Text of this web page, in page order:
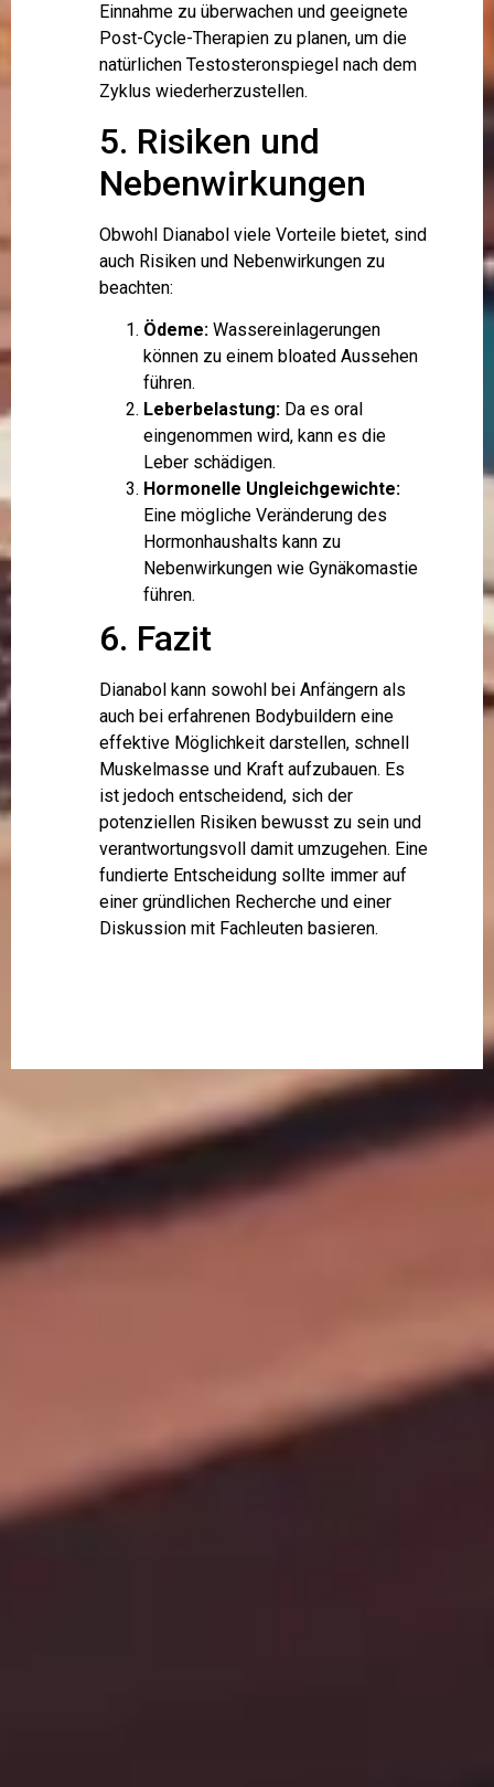
Einnahme zu überwachen und geeignete
Post-Cycle-Therapien zu planen, um die
natürlichen Testosteronspiegel nach dem
Zyklus wiederherzustellen.
5. Risiken und
Nebenwirkungen
Obwohl Dianabol viele Vorteile bietet, sind
auch Risiken und Nebenwirkungen zu
beachten:
Ödeme: Wassereinlagerungen
können zu einem bloated Aussehen
führen.
Leberbelastung: Da es oral
eingenommen wird, kann es die
Leber schädigen.
Hormonelle Ungleichgewichte:
Eine mögliche Veränderung des
Hormonhaushalts kann zu
Nebenwirkungen wie Gynäkomastie
führen.
6. Fazit
Dianabol kann sowohl bei Anfängern als
auch bei erfahrenen Bodybuildern eine
effektive Möglichkeit darstellen, schnell
Muskelmasse und Kraft aufzubauen. Es
ist jedoch entscheidend, sich der
potenziellen Risiken bewusst zu sein und
verantwortungsvoll damit umzugehen. Eine
fundierte Entscheidung sollte immer auf
einer gründlichen Recherche und einer
Diskussion mit Fachleuten basieren.